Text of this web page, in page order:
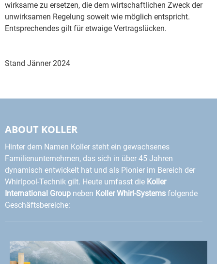
wirksame zu ersetzen, die dem wirtschaftlichen Zweck der
unwirksamen Regelung soweit wie möglich entspricht.
Entsprechendes gilt für etwaige Vertragslücken.
Stand Jänner 2024
ABOUT KOLLER
Hinter dem Namen Koller steht ein gewachsenes
Familienunternehmen, das sich in über 45 Jahren
dynamisch entwickelt hat und als Pionier im Bereich der
Whirlpool-Technik gilt. Heute umfasst die Koller
International Group neben Koller Whirl-Systems folgende
Geschäftsbereiche: